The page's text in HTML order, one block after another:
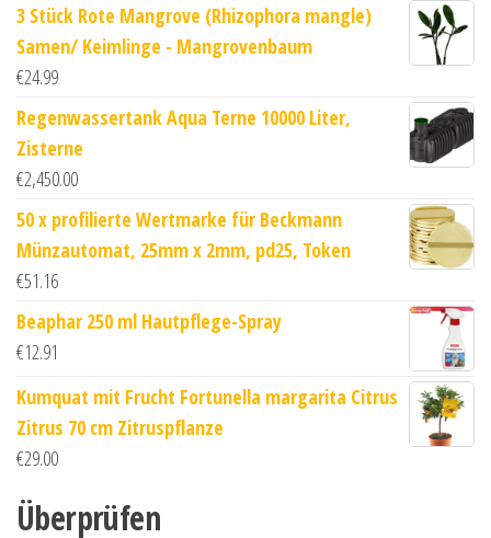
3 Stück Rote Mangrove (Rhizophora mangle)
Samen/ Keimlinge - Mangrovenbaum
€24.99
Regenwassertank Aqua Terne 10000 Liter,
Zisterne
€2,450.00
50 x profilierte Wertmarke für Beckmann
Münzautomat, 25mm x 2mm, pd25, Token
€51.16
Beaphar 250 ml Hautpflege-Spray
€12.91
Kumquat mit Frucht Fortunella margarita Citrus
Zitrus 70 cm Zitruspflanze
€29.00
Überprüfen